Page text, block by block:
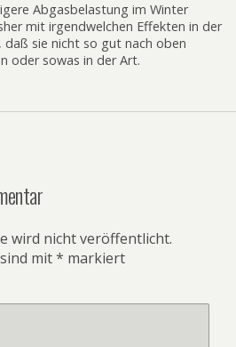
Abgasbelastung im Winter
mit irgendwelchen Effekten in der
daß sie nicht so gut nach oben
oder sowas in der Art.
wird nicht veröffentlicht.
mit* markiert